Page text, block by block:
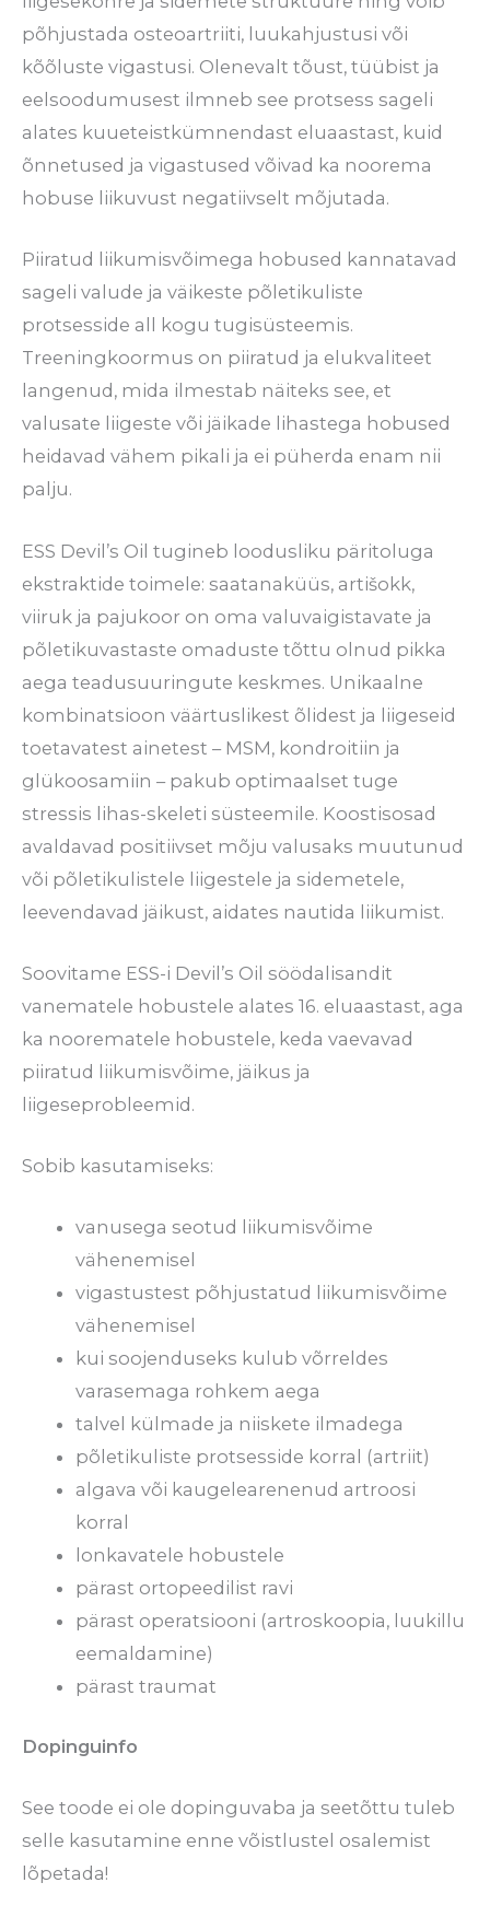
põhjustada osteoartriiti, luukahjustusi või
kõõluste vigastusi. Olenevalt tõust, tüübist ja
eelsoodumusest ilmneb see protsess sageli
alates kuueteistkümnendast eluaastast, kuid
õnnetused ja vigastused võivad ka noorema
hobuse liikuvust negatiivselt mõjutada.
Piiratud liikumisvõimega hobused kannatavad
sageli valude ja väikeste põletikuliste
protsesside all kogu tugisüsteemis.
Treeningkoormus on piiratud ja elukvaliteet
langenud, mida ilmestab näiteks see, et
valusate liigeste või jäikade lihastega hobused
heidavad vähem pikali ja ei püherda enam nii
palju.
ESS Devil’s Oil tugineb loodusliku päritoluga
ekstraktide toimele: saatanaküüs, artišokk,
viiruk ja pajukoor on oma valuvaigistavate ja
põletikuvastaste omaduste tõttu olnud pikka
aega teadusuuringute keskmes. Unikaalne
kombinatsioon väärtuslikest õlidest ja liigeseid
toetavatest ainetest – MSM, kondroitiin ja
glükoosamiin – pakub optimaalset tuge
stressis lihas-skeleti süsteemile. Koostisosad
avaldavad positiivset mõju valusaks muutunud
või põletikulistele liigestele ja sidemetele,
leevendavad jäikust, aidates nautida liikumist.
Soovitame ESS-i Devil’s Oil söödalisandit
vanematele hobustele alates 16. eluaastast, aga
ka noorematele hobustele, keda vaevavad
piiratud liikumisvõime, jäikus ja
liigeseprobleemid.
Sobib kasutamiseks:
vanusega seotud liikumisvõime
vähenemisel
vigastustest põhjustatud liikumisvõime
vähenemisel
kui soojenduseks kulub võrreldes
varasemaga rohkem aega
talvel külmade ja niiskete ilmadega
põletikuliste protsesside korral (artriit)
algava või kaugelearenenud artroosi
korral
lonkavatele hobustele
pärast ortopeedilist ravi
pärast operatsiooni (artroskoopia, luukillu
eemaldamine)
pärast traumat
Dopinguinfo
See toode ei ole dopinguvaba ja seetõttu tuleb
selle kasutamine enne võistlustel osalemist
lõpetada!